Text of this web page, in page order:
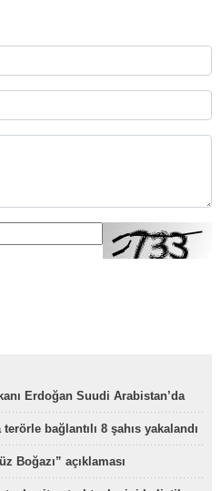
Erdoğan Suudi Arabistan’da
bağlantılı 8 şahıs yakalandı
Boğazı” açıklaması